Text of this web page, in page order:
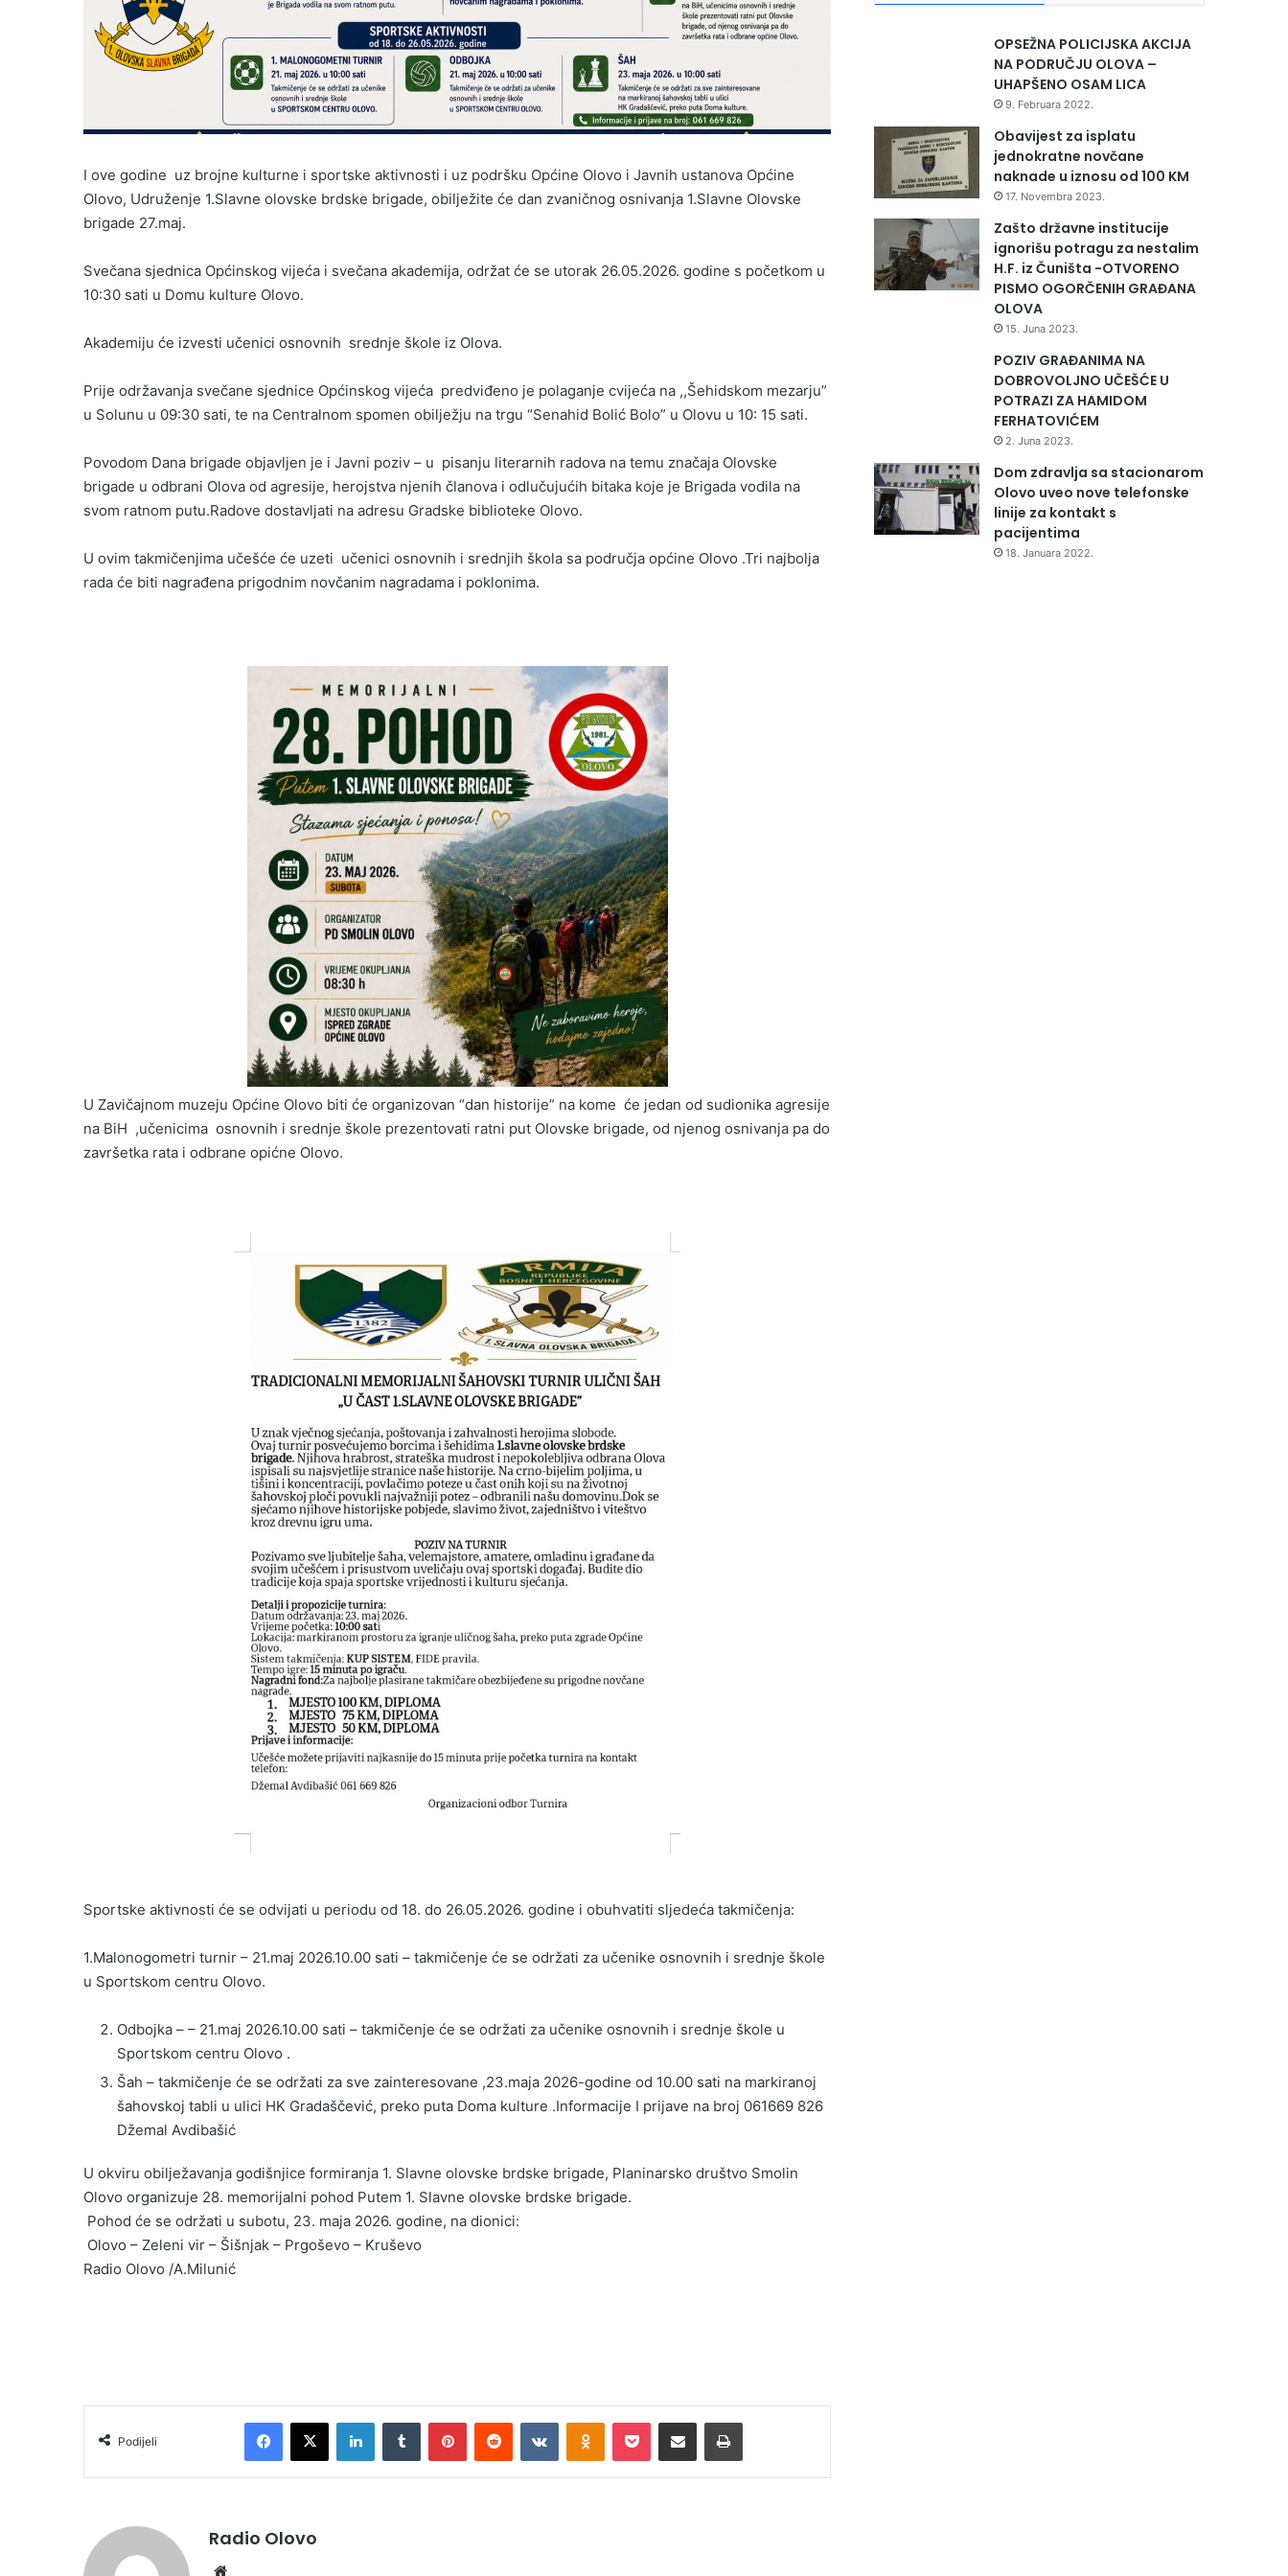
I ove godine uz brojne kulturne i sportske aktivnosti i uz podršku Općine Olovo i Javnih ustanova Općine
Olovo, Udruženje 1.Slavne olovske brdske brigade, obilježite će dan zvaničnog osnivanja 1.Slavne Olovske
brigade 27.maj.
Svečana sjednica Općinskog vijeća i svečana akademija, održat će se utorak 26.05.2026. godine s početkom u
10:30 sati u Domu kulture Olovo.
Akademiju će izvesti učenici osnovnih srednje škole iz Olova.
Prije održavanja svečane sjednice Općinskog vijeća predviđeno je polaganje cvijeća na ,,Šehidskom mezarju”
u Solunu u 09:30 sati, te na Centralnom spomen obilježju na trgu “Senahid Bolić Bolo” u Olovu u 10: 15 sati.
Povodom Dana brigade objavljen je i Javni poziv – u pisanju literarnih radova na temu značaja Olovske
brigade u odbrani Olova od agresije, herojstva njenih članova i odlučujućih bitaka koje je Brigada vodila na
svom ratnom putu.Radove dostavljati na adresu Gradske biblioteke Olovo.
U ovim takmičenjima učešće će uzeti učenici osnovnih i srednjih škola sa područja općine Olovo .Tri najbolja
rada će biti nagrađena prigodnim novčanim nagradama i poklonima.
U Zavičajnom muzeju Općine Olovo biti će organizovan “dan historije” na kome će jedan od sudionika agresije
na BiH ,učenicima osnovnih i srednje škole prezentovati ratni put OIovske brigade, od njenog osnivanja pa do
završetka rata i odbrane opićne Olovo.
Sportske aktivnosti će se odvijati u periodu od 18. do 26.05.2026. godine i obuhvatiti sljedeća takmičenja:
1.Malonogometri turnir – 21.maj 2026.10.00 sati – takmičenje će se održati za učenike osnovnih i srednje škole
u Sportskom centru Olovo.
Odbojka – – 21.maj 2026.10.00 sati – takmičenje će se održati za učenike osnovnih i srednje škole u
Sportskom centru Olovo .
Šah – takmičenje će se održati za sve zainteresovane ,23.maja 2026-godine od 10.00 sati na markiranoj
šahovskoj tabli u ulici HK Gradaščević, preko puta Doma kulture .Informacije I prijave na broj 061669 826
Džemal Avdibašić
U okviru obilježavanja godišnjice formiranja 1. Slavne olovske brdske brigade, Planinarsko društvo Smolin
Olovo organizuje 28. memorijalni pohod Putem 1. Slavne olovske brdske brigade.
Pohod će se održati u subotu, 23. maja 2026. godine, na dionici:
Olovo – Zeleni vir – Šišnjak – Prgoševo – Kruševo
Radio Olovo /A.Milunić
Podijeli
Radio Olovo
OPSEŽNA POLICIJSKA AKCIJA
NA PODRUČJU OLOVA –
UHAPŠENO OSAM LICA
9. Februara 2022.
Obavijest za isplatu
jednokratne novčane
naknade u iznosu od 100 KM
17. Novembra 2023.
Zašto državne institucije
ignorišu potragu za nestalim
H.F. iz Čuništa -OTVORENO
PISMO OGORČENIH GRAĐANA
OLOVA
15. Juna 2023.
POZIV GRAĐANIMA NA
DOBROVOLJNO UČEŠĆE U
POTRAZI ZA HAMIDOM
FERHATOVIĆEM
2. Juna 2023.
Dom zdravlja sa stacionarom
Olovo uveo nove telefonske
linije za kontakt s
pacijentima
18. Januara 2022.